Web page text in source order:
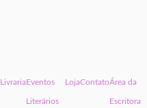
LivrariaEventos
Literários
LojaContatoÁrea da
Escritora